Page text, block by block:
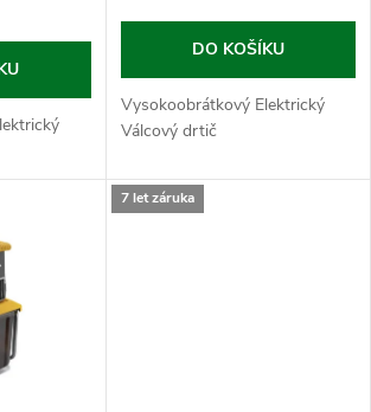
DO KOŠÍKU
Vysokoobrátkový Elektrický
Válcový drtič
7 let záruka